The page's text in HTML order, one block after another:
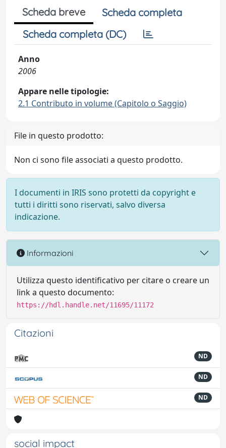
Scheda breve
Scheda completa
Scheda completa (DC)
Anno
2006
Appare nelle tipologie:
2.1 Contributo in volume (Capitolo o Saggio)
File in questo prodotto:
Non ci sono file associati a questo prodotto.
I documenti in IRIS sono protetti da copyright e
tutti i diritti sono riservati, salvo diversa
indicazione.
Informazioni
Utilizza questo identificativo per citare o creare un
link a questo documento:
https://hdl.handle.net/11695/11172
Citazioni
ND
ND
ND
social impact